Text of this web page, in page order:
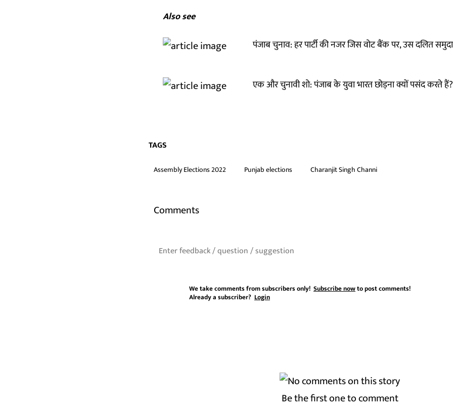
Also see
पंजाब चुनाव: हर पार्टी की नजर जिस वोट बैंक पर, उस दलित
एक और चुनावी शो: पंजाब के युवा भारत छोड़ना क्यों पसंद करते हैं?
TAGS
Assembly Elections 2022 Punjab elections Charanjit Singh Channi
Comments
We take comments from subscribers only! Subscribe nowto post comments!
Already a subscriber? Login
Be the first one to comment